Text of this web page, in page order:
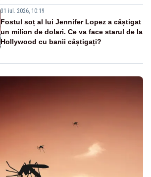
31 iul. 2026, 10:19
Fostul soț al lui Jennifer Lopez a câștigat
un milion de dolari. Ce va face starul de la
Hollywood cu banii câștigați?